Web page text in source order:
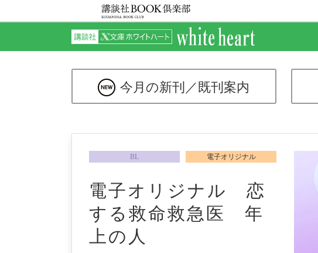
今月の新刊／ 既刊案内
BL 電子オリジナル
電子オリジナル 恋
する救命救急医 年
上の人